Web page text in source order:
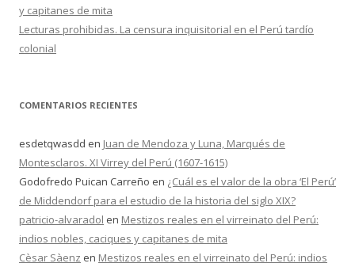
y capitanes de mita
Lecturas prohibidas. La censura inquisitorial en el Perú tardío
colonial
COMENTARIOS RECIENTES
esdetqwasdd en Juan de Mendoza y Luna, Marqués de
Montesclaros. XI Virrey del Perú (1607-1615)
Godofredo Puican Carreño en ¿Cuál es el valor de la obra ‘El Perú’
de Middendorf para el estudio de la historia del siglo XIX?
patricio-alvaradol en Mestizos reales en el virreinato del Perú:
indios nobles, caciques y capitanes de mita
Cèsar Sàenz en Mestizos reales en el virreinato del Perú: indios